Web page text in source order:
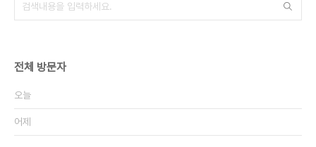
전체 방문자
오늘
어제